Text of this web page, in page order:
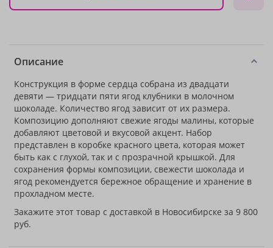
Описание
Конструкция в форме сердца собрана из двадцати
девяти — тридцати пяти ягод клубники в молочном
шоколаде. Количество ягод зависит от их размера.
Композицию дополняют свежие ягоды малины, которые
добавляют цветовой и вкусовой акцент. Набор
представлен в коробке красного цвета, которая может
быть как с глухой, так и с прозрачной крышкой. Для
сохранения формы композиции, свежести шоколада и
ягод рекомендуется бережное обращение и хранение в
прохладном месте.
Закажите этот товар с доставкой в Новосибирске за 9 800
руб.